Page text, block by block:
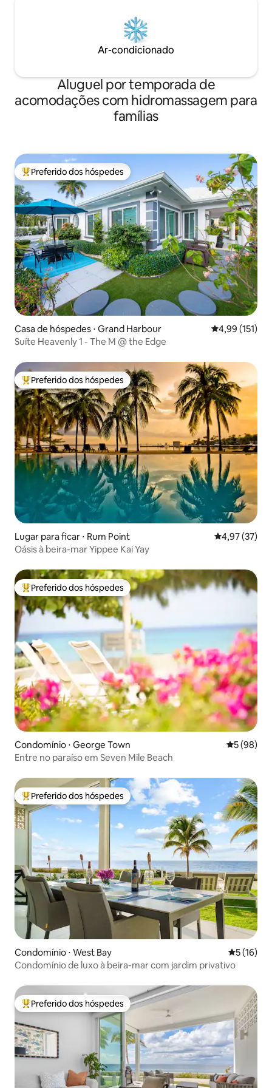
Ar-condicionado
Aluguel por temporada de
acomodações com hidromassagem para
famílias
Entre os melhores preferidos dos hóspedes
Preferido dos hóspedes
Casa de hóspedes ⋅ Grand Harbour 4,99 de uma
4,99 (151)
Suíte Heavenly 1 - The M @ the Edge
Entre os melhores preferidos dos hóspedes
Preferido dos hóspedes
Lugar para ficar ⋅ Rum Point 4,97 de uma
4,97 (37)
Oásis à beira-mar Yippee Kai Yay
Entre os melhores preferidos dos hóspedes
Preferido dos hóspedes
Condomínio ⋅ George Town 5 de uma
5 (98)
Entre no paraíso em Seven Mile Beach
Entre os melhores preferidos dos hóspedes
Preferido dos hóspedes
Condomínio ⋅ West Bay 5 de uma
5 (16)
Condomínio de luxo à beira-mar com jardim privativo
Entre os melhores preferidos dos hóspedes
Preferido dos hóspedes